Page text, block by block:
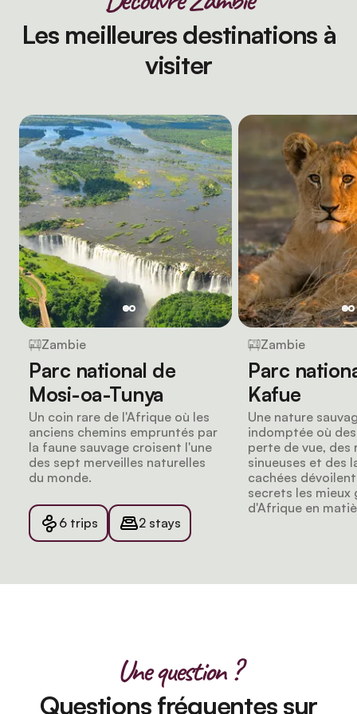
Les meilleures destinations à
visiter
Zambie
Parc national de
Mosi-oa-Tunya
Un coin rare de l'Afrique où les
anciens chemins empruntés par
la faune sauvage croisent l'une
des sept merveilles naturelles
du monde.
6 trips 2 stays
Zambie
Parc
Kafue
Une nature
indomptée où
perte de vue, des
sinueuses et des
cachées
secrets les mieux
d'Afrique en
Une question ?
Questions fréquentes sur